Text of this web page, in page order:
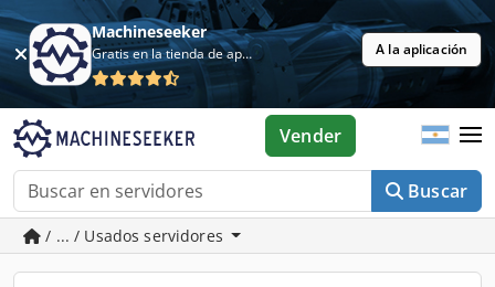
Machineseeker
Gratis en la tienda de aplicaciones A la aplicación
Buscar
Vender
/ ... / Usados servidores